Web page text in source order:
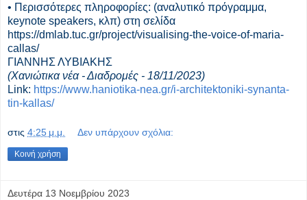
• Περισσότερες πληροφορίες: (αναλυτικό πρόγραμμα,
keynote speakers, κλπ) στη σελίδα
https://dmlab.tuc.gr/project/visualising-the-voice-of-maria-
callas/
ΓΙΑΝΝΗΣ ΛΥΒΙΑΚΗΣ
(Χανιώτικα νέα - Διαδρομές - 18/11/2023)
Link: https://www.haniotika-nea.gr/i-architektoniki-synanta-
tin-kallas/
στις 4:25 μ.μ. Δεν υπάρχουν σχόλια:
Κοινή χρήση
Δευτέρα 13 Νοεμβρίου 2023